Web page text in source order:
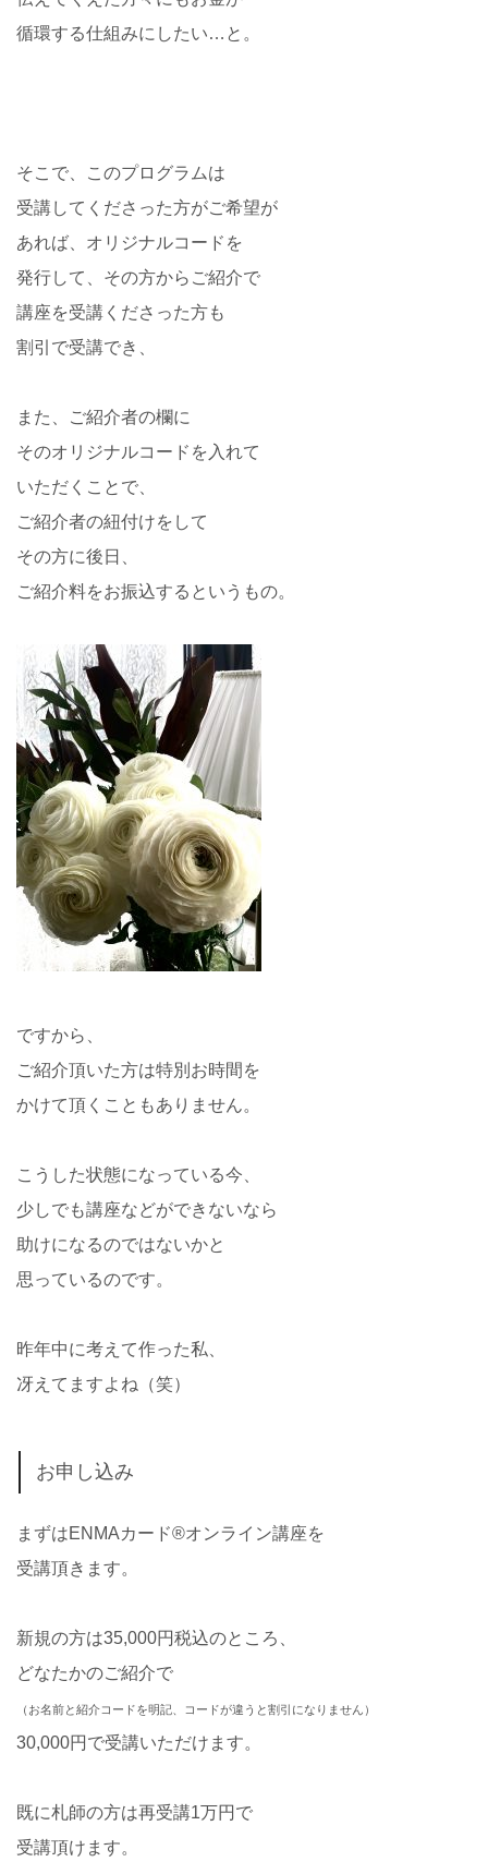
循環する仕組みにしたい…と。
そこで、このプログラムは
受講してくださった方がご希望が
あれば、オリジナルコードを
発行して、その方からご紹介で
講座を受講くださった方も
割引で受講でき、
また、ご紹介者の欄に
そのオリジナルコードを入れて
いただくことで、
ご紹介者の紐付けをして
その方に後日、
ご紹介料をお振込するというもの。
ですから、
ご紹介頂いた方は特別お時間を
かけて頂くこともありません。
こうした状態になっている今、
少しでも講座などができないなら
助けになるのではないかと
思っているのです。
昨年中に考えて作った私、
冴えてますよね（笑）
お申し込み
まずはENMAカード®️オンライン講座を
受講頂きます。
新規の方は35,000円税込のところ、
どなたかのご紹介で
（お名前と紹介コードを明記、コードが違うと割引になりません）
30,000円で受講いただけます。
既に札師の方は再受講1万円で
受講頂けます。